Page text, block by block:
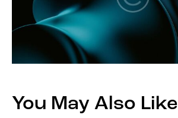
You May Also Like